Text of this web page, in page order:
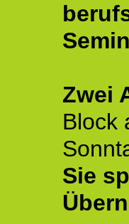
Zwei
Block
Sie